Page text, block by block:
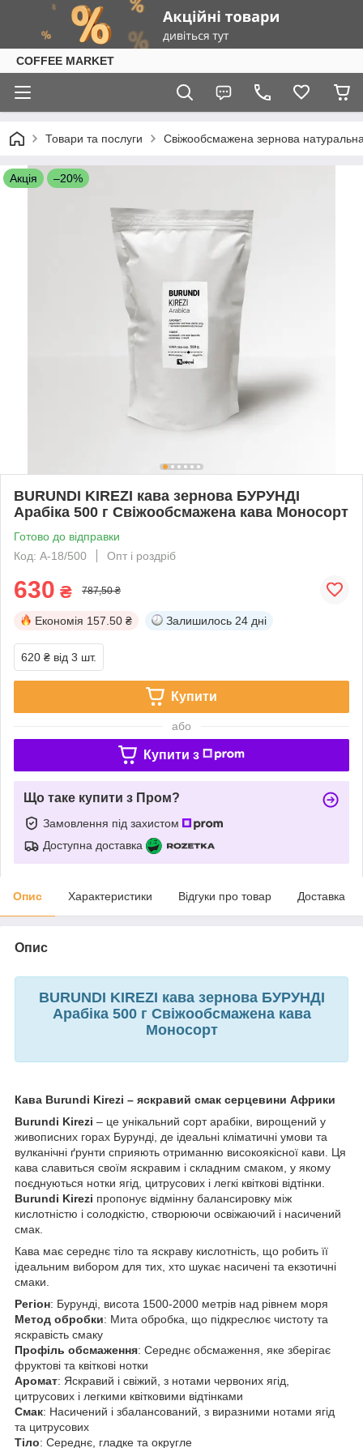
COFFEE MARKET
Товари та послуги Свіжообсмажена зернова
Акція –20%
BURUNDI KIREZI кава зернова БУРУНДІ
Арабіка 500 г Свіжообсмажена кава Моносорт
Готово до відправки
Код: А-18/500
Опт і роздріб
630 ₴ 787,50 ₴
Економія 157.50 ₴ Залишилось 24 дні
620 ₴ від 3 шт.
Купити
або
Купити з
Що таке купити з Пром?
Замовлення під захистом
Доступна доставка
Опис Характеристики Відгуки про товар Доставка
Опис
BURUNDI KIREZI кава зернова БУРУНДІ
Арабіка 500 г Свіжообсмажена кава
Моносорт
Кава Burundi Kirezi – яскравий смак серцевини Африки
Burundi Kirezi – це унікальний сорт арабіки, вирощений у
живописних горах Бурунді, де ідеальні кліматичні умови та
вулканічні ґрунти сприяють отриманню високоякісної кави. Ця
кава славиться своїм яскравим і складним смаком, у якому
поєднуються нотки ягід, цитрусових і легкі квіткові відтінки.
Burundi Kirezi пропонує відмінну балансировку між
кислотністю і солодкістю, створюючи освіжаючий і насичений
смак.
Кава має середнє тіло та яскраву кислотність, що робить її
ідеальним вибором для тих, хто шукає насичені та екзотичні
смаки.
Регіон: Бурунді, висота 1500-2000 метрів над рівнем моря
Метод обробки: Мита обробка, що підкреслює чистоту та
яскравість смаку
Профіль обсмаження: Середнє обсмаження, яке зберігає
фруктові та квіткові нотки
Аромат: Яскравий і свіжий, з нотами червоних ягід,
цитрусових і легкими квітковими відтінками
Смак: Насичений і збалансований, з виразними нотами ягід
та цитрусових
Тіло: Середнє, гладке та округле